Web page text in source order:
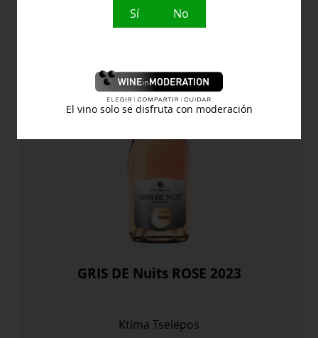
cantidad
GRIS DE Nuits ROSE 2023
Ktima Tselepos
Sí No
El vino solo se disfruta con moderación